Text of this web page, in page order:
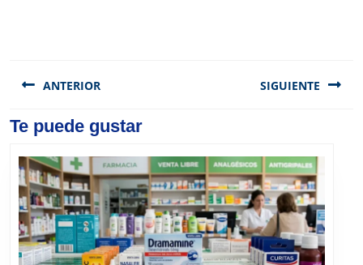
de
ANTERIOR
Previous
SIGUIENTE
Te puede gustar